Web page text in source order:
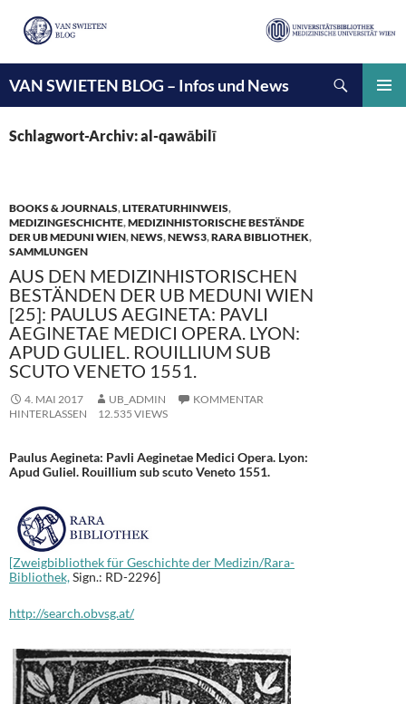
VAN SWIETEN BLOG – Infos und News
INHALT
SPRINGEN
Schlagwort-Archiv: al-qawābilī
BOOKS & JOURNALS,LITERATURHINWEIS,
MEDIZINGESCHICHTE,MEDIZINHISTORISCHE BESTÄNDE
DER UB MEDUNI WIEN,NEWS,NEWS3,RARA BIBLIOTHEK,
SAMMLUNGEN
AUS DEN MEDIZINHISTORISCHEN
BESTÄNDEN DER UB MEDUNI WIEN
[25]: PAULUS AEGINETA: PAVLI
AEGINETAE MEDICI OPERA. LYON:
APUD GULIEL. ROUILLIUM SUB
SCUTO VENETO 1551.
4. MAI 2017 UB_ADMIN
KOMMENTAR
HINTERLASSEN
12.535 VIEWS
Paulus Aegineta: Pavli Aeginetae Medici Opera. Lyon:
Apud Guliel. Rouillium sub scuto Veneto 1551.
[Zweigbibliothek für Geschichte der Medizin/Rara-
Bibliothek,Sign.: RD-2296]
http://search.obvsg.at/